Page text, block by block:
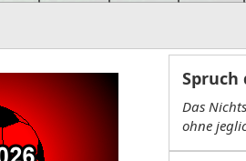
Spruch
Das
ohne